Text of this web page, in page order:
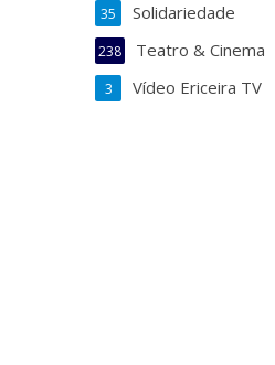
Solidariedade
35
Teatro & Cinema
238
Vídeo Ericeira TV
3